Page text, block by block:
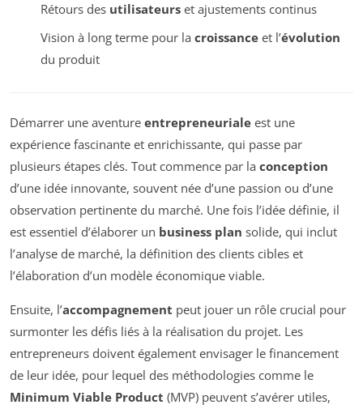
Rétours des utilisateurset ajustements continus
Vision à long terme pour la croissanceet l’évolution
du produit
Démarrer une aventure entrepreneuriale est une
expérience fascinante et enrichissante, qui passe par
plusieurs étapes clés. Tout commence par la conception
d’une idée innovante, souvent née d’une passion ou d’une
observation pertinente du marché. Une fois l’idée définie, il
est essentiel d’élaborer un business plan solide, qui inclut
l’analyse de marché, la définition des clients cibles et
l’élaboration d’un modèle économique viable.
Ensuite, l’accompagnement peut jouer un rôle crucial pour
surmonter les défis liés à la réalisation du projet. Les
entrepreneurs doivent également envisager le financement
de leur idée, pour lequel des méthodologies comme le
Minimum Viable Product (MVP) peuvent s’avérer utiles,